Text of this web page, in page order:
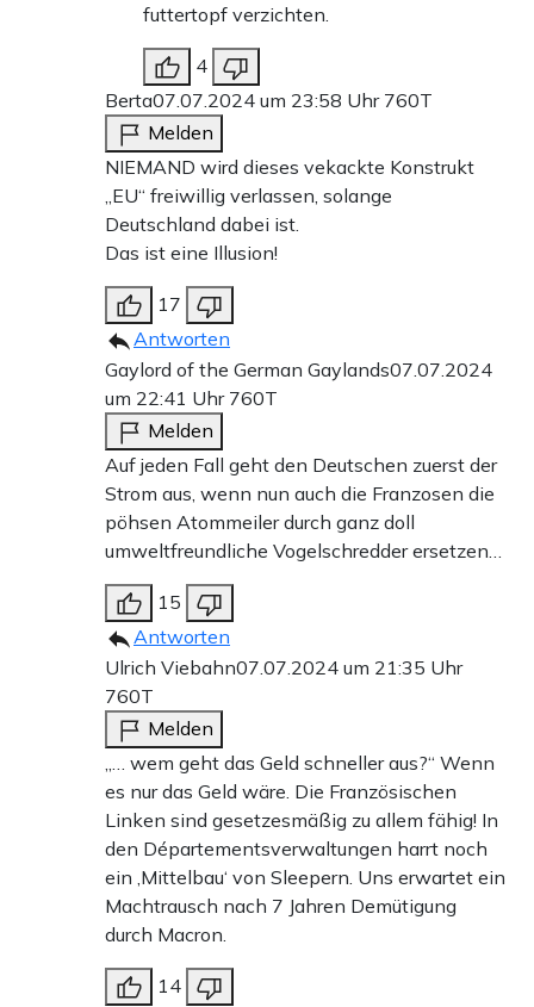
futtertopf verzichten.
4
Berta07.07.2024 um 23:58 Uhr 760T
Melden
NIEMAND wird dieses vekackte Konstrukt
„EU“ freiwillig verlassen, solange
Deutschland dabei ist.
Das ist eine Illusion!
17
Antworten
Gaylord of the German Gaylands07.07.2024
um 22:41 Uhr 760T
Melden
Auf jeden Fall geht den Deutschen zuerst der
Strom aus, wenn nun auch die Franzosen die
pöhsen Atommeiler durch ganz doll
umweltfreundliche Vogelschredder ersetzen…
15
Antworten
Ulrich Viebahn07.07.2024 um 21:35 Uhr
760T
Melden
„… wem geht das Geld schneller aus?“ Wenn
es nur das Geld wäre. Die Französischen
Linken sind gesetzesmäßig zu allem fähig! In
den Départementsverwaltungen harrt noch
ein ‚Mittelbau‘ von Sleepern. Uns erwartet ein
Machtrausch nach 7 Jahren Demütigung
durch Macron.
14